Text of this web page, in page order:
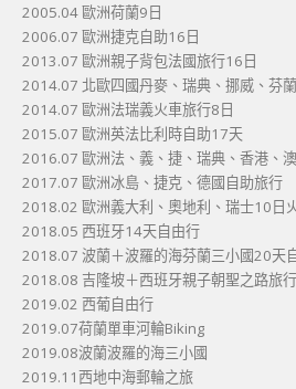
2005.04 歐洲荷蘭9日
2006.07 歐洲捷克自助16日
2013.07 歐洲親子背包法國旅行16日
2014.07 北歐四國丹麥、瑞典、挪威、芬
2014.07 歐洲法瑞義火車旅行8日
2015.07 歐洲英法比利時自助17天
2016.07 歐洲法、義、捷、瑞典、香港、
2017.07 歐洲冰島、捷克、德國自助旅行
2018.02 歐洲義大利、奧地利、瑞士10日
2018.05 西班牙14天自由行
2018.07 波蘭＋波羅的海芬蘭三小國20天
2018.08 吉隆坡＋西班牙親子朝聖之路旅行
2019.02 西葡自由行
2019.07荷蘭單車河輪Biking
2019.08波蘭波羅的海三小國
2019.11西地中海郵輪之旅